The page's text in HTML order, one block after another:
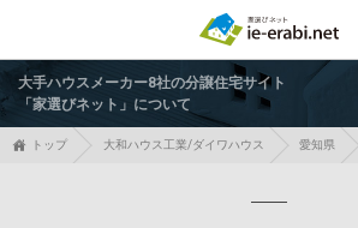
大手ハウスメーカー8社の分譲住宅サイト
「家選びネット」について
トップ 大和ハウス工業/ダイワハウス 愛知県